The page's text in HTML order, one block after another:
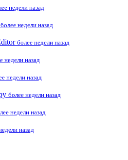
недели назад
более недели назад
более недели назад
недели назад
недели назад
более недели назад
недели назад
назад